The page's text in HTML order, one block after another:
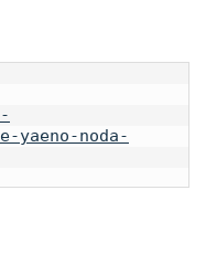
yaeno-noda-